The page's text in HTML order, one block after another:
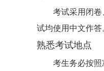
考试采用闭
试均使用中文作答
熟悉考试地点
考生务必按照